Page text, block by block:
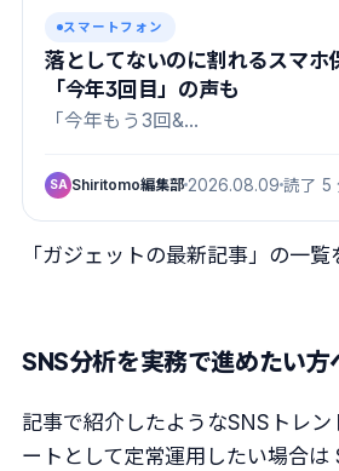
スマートフォン
落としてないのに割れるスマホ
「今年3回目」の声も
「今年もう3回&…
SA Shiritomo編集部 2026.08.09 読了 5
「ガジェットの最新記事」の一覧
SNS分析を実務で進めたい方
記事で紹介したようなSNSトレ
ートとして定常運用したい場合